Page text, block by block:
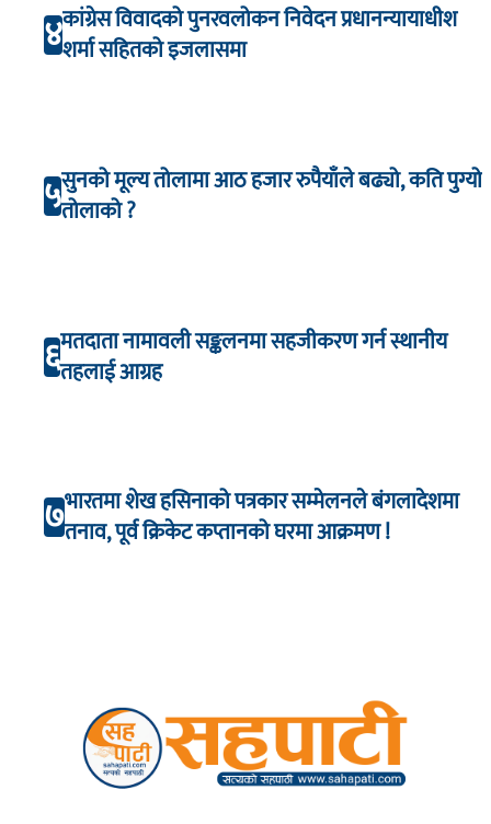
४कांग्रेस विवादको पुनरवलोकन निवेदन प्रधानन्यायाधीश
शर्मा सहितको इजलासमा
५सुनको मूल्य तोलामा आठ हजार रुपैयाँले बढ्यो, कति पुग्यो
तोलाको ?
६मतदाता नामावली सङ्कलनमा सहजीकरण गर्न स्थानीय
तहलाई आग्रह
७भारतमा शेख हसिनाको पत्रकार सम्मेलनले बंगलादेशमा
तनाव, पूर्व क्रिकेट कप्तानको घरमा आक्रमण !